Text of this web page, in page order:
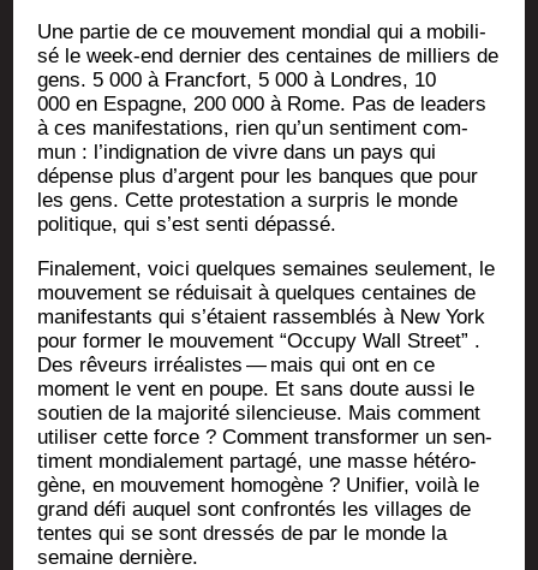
Une par­tie de ce mou­ve­ment mon­dial qui a mobi­li­
sé le week-end der­nier des cen­taines de mil­liers de
gens. 5 000 à Franc­fort, 5 000 à Londres, 10
000 en Espagne, 200 000 à Rome. Pas de lea­ders
à ces mani­fes­ta­tions, rien qu’un sen­ti­ment com­
mun : l’indignation de vivre dans un pays qui
dépense plus d’argent pour les banques que pour
les gens. Cette pro­tes­ta­tion a sur­pris le monde
poli­tique, qui s’est sen­ti dépassé.
Fina­le­ment, voi­ci quelques semaines seule­ment, le
mou­ve­ment se rédui­sait à quelques cen­taines de
mani­fes­tants qui s’étaient ras­sem­blés à New York
pour for­mer le mou­ve­ment “Occu­py Wall Street” .
Des rêveurs irréa­listes — mais qui ont en ce
moment le vent en poupe. Et sans doute aus­si le
sou­tien de la majo­ri­té silen­cieuse. Mais com­ment
uti­li­ser cette force ? Com­ment trans­for­mer un sen­
ti­ment mon­dia­le­ment par­ta­gé, une masse hété­ro­
gène, en mou­ve­ment homo­gène ? Uni­fier, voi­là le
grand défi auquel sont confron­tés les vil­lages de
tentes qui se sont dres­sés de par le monde la
semaine dernière.